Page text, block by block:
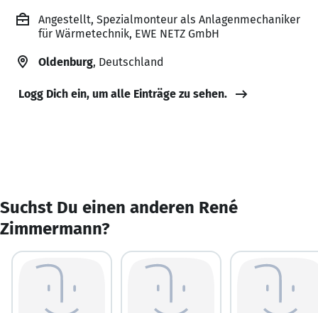
Angestellt, Spezialmonteur als Anlagenmechaniker
für Wärmetechnik, EWE NETZ GmbH
Oldenburg, Deutschland
Logg Dich ein, um alle Einträge zu sehen.
Suchst Du einen anderen René
Zimmermann?